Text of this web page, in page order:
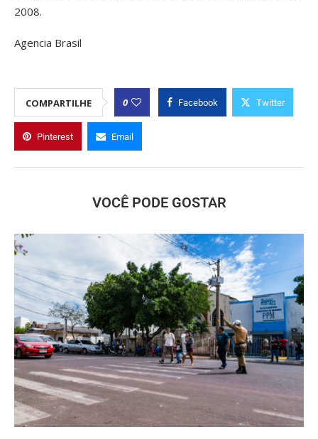
2008.
Agencia Brasil
COMPARTILHE 0 Facebook Twitter
Pinterest Email
VOCÊ PODE GOSTAR